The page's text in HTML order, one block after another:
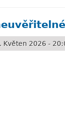
Květen 2026 -